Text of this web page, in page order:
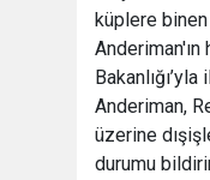
küplere
Anderiman,
üzerine
durumu